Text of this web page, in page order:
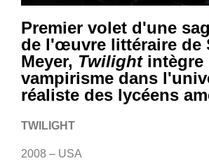
Premier volet d'une
de l'œuvre littéraire de
Meyer, Twilightintègre
vampirisme dans
réaliste des lycéens
TWILIGHT
2008 – USA